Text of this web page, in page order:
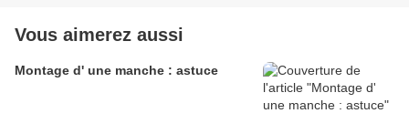
Vous aimerez aussi
Montage d' une manche : astuce